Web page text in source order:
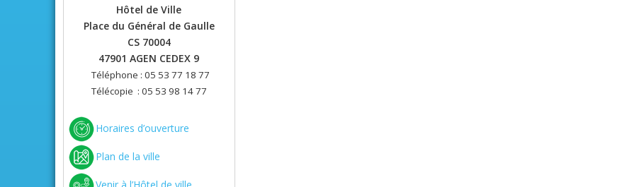
Hôtel de Ville
Place du Général de Gaulle
CS 70004
47901 AGEN CEDEX 9
Téléphone : 05 53 77 18 77
Télécopie : 05 53 98 14 77
Horaires d’ouverture
Plan de la ville